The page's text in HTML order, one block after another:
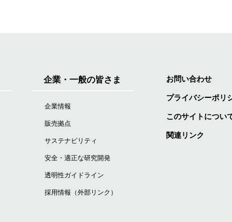
企業・一般の皆さま
企業情報
販売拠点
サステナビリティ
安全・適正な研究開発
透明性ガイドライン
採用情報（外部リンク）
お問い合わせ
プライバシーポリ
このサイトについ
関連リンク